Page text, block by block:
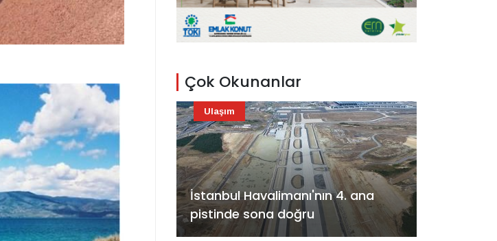
Çok Okunanlar
İstanbul Havalimanı'nın 4. ana
pistinde sona doğru
Ulaşım